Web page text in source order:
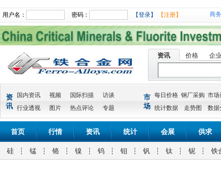
用户名： 密码： 【登录】 【注册】 商
资讯 价格 企
资
讯
国内资讯 视频 国际扫描
访谈
行业透视
图片 热点评论 专题
市
场
每日价格 钢厂采购 市场
统计数据
走势图 数据
首页 行情 资讯 统计 会展 供求
硅 锰 铬 镍 钨 钼 钒 钛 铌 铁